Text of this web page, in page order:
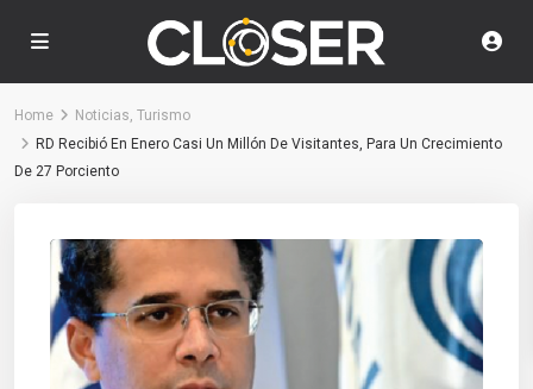
Home Noticias, Turismo
RD Recibió En Enero Casi Un Millón De Visitantes, Para Un Crecimiento
De 27 Porciento